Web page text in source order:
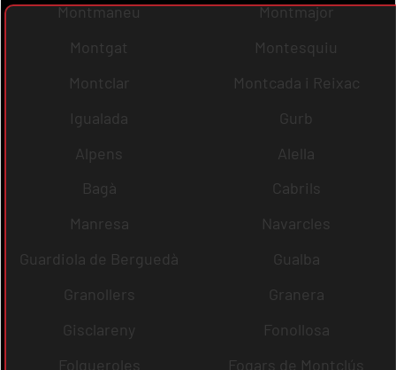
Montmaneu
Montmajor
Montgat
Montesquiu
Montclar
Montcada i Reixac
Igualada
Gurb
Alpens
Alella
Bagà
Cabrils
Manresa
Navarcles
Guardiola de Berguedà
Gualba
Granollers
Granera
Gisclareny
Fonollosa
Folgueroles
Fogars de Montclús